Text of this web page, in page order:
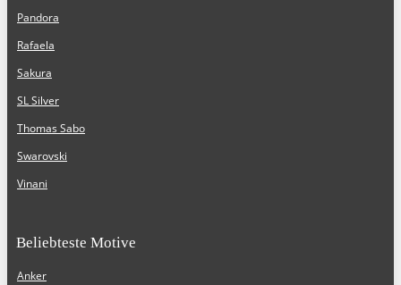
Pandora
Rafaela
Sakura
SL Silver
Thomas Sabo
Swarovski
Vinani
Beliebteste Motive
Anker